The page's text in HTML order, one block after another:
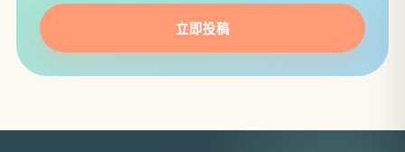
立即投稿